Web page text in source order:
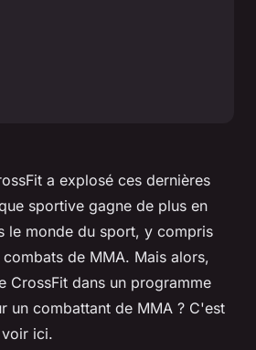
a explosé ces dernières
sportive gagne de plus en
le monde du sport, y compris
de MMA. Mais alors,
CrossFit dans un programme
un combattant de MMA ? C'est
ici.